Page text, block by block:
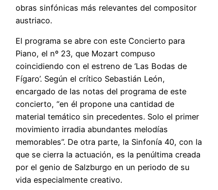
obras sinfónicas más relevantes del compositor
austriaco.
El programa se abre con este Concierto para
Piano, el nº 23, que Mozart compuso
coincidiendo con el estreno de ‘Las Bodas de
Fígaro’. Según el crítico Sebastián León,
encargado de las notas del programa de este
concierto, “en él propone una cantidad de
material temático sin precedentes. Solo el primer
movimiento irradia abundantes melodías
memorables”. De otra parte, la Sinfonía 40, con la
que se cierra la actuación, es la penúltima creada
por el genio de Salzburgo en un periodo de su
vida especialmente creativo.